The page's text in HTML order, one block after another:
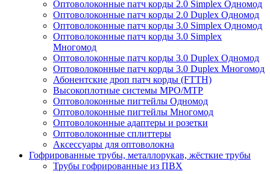
Оптоволоконные патч корды 2.0 Simplex Одномод
Оптоволоконные патч корды 2.0 Duplex Одномод
Оптоволоконные патч корды 3.0 Simplex Одномод
Оптоволоконные патч корды 3.0 Simplex
Многомод
Оптоволоконные патч корды 3.0 Duplex Одномод
Оптоволоконные патч корды 3.0 Duplex Многомод
Абонентские дроп патч корды (FTTH)
Высокоплотные системы MPO/MTP
Оптоволоконные пигтейлы Одномод
Оптоволоконные пигтейлы Многомод
Оптоволоконные адаптеры и розетки
Оптоволоконные сплиттеры
Аксессуары для оптоволокна
Гофрированные трубы, металлорукав, жёсткие трубы
Трубы гофрированные из ПВХ